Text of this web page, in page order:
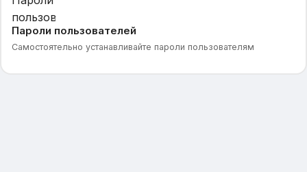
Пароли пользователей
Самостоятельно устанавливайте пароли пользователям